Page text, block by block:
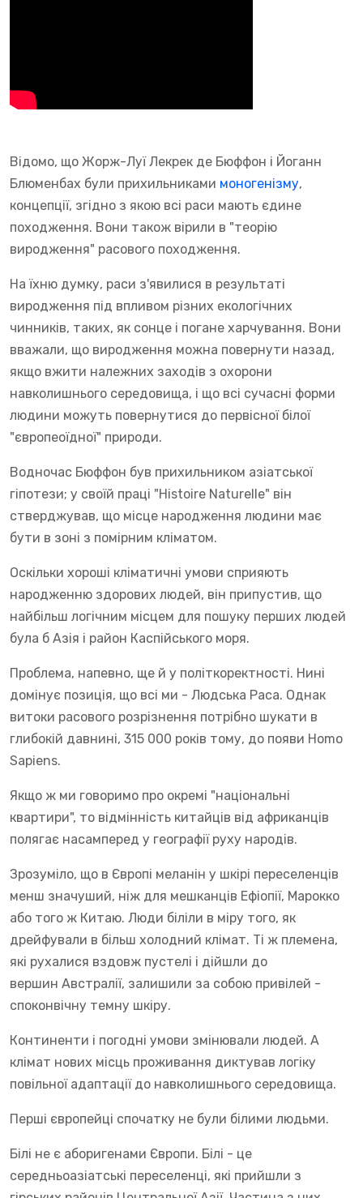
Відомо, що Жорж-Луї Лекрек де Бюффон і Йоганн
Блюменбах були прихильниками моногенізму,
концепції, згідно з якою всі раси мають єдине
походження. Вони також вірили в "теорію
виродження" расового походження.
На їхню думку, раси з'явилися в результаті
виродження під впливом різних екологічних
чинників, таких, як сонце і погане харчування. Вони
вважали, що виродження можна повернути назад,
якщо вжити належних заходів з охорони
навколишнього середовища, і що всі сучасні форми
людини можуть повернутися до первісної білої
"європеоїдної" природи.
Водночас Бюффон був прихильником азіатської
гіпотези; у своїй праці "Histoire Naturelle" він
стверджував, що місце народження людини має
бути в зоні з помірним кліматом.
Оскільки хороші кліматичні умови сприяють
народженню здорових людей, він припустив, що
найбільш логічним місцем для пошуку перших людей
була б Азія і район Каспійського моря.
Проблема, напевно, ще й у політкоректності. Нині
домінує позиція, що всі ми - Людська Раса. Однак
витоки расового розрізнення потрібно шукати в
глибокій давнині, 315 000 років тому, до появи Homo
Sapiens.
Якщо ж ми говоримо про окремі "національні
квартири", то відмінність китайців від африканців
полягає насамперед у географії руху народів.
Зрозуміло, що в Європі меланін у шкірі переселенців
менш значуший, ніж для мешканців Ефіопії, Марокко
або того ж Китаю. Люди біліли в міру того, як
дрейфували в більш холодний клімат. Ті ж племена,
які рухалися вздовж пустелі і дійшли до
вершин Австралії, залишили за собою привілей -
споконвічну темну шкіру.
Континенти і погодні умови змінювали людей. А
клімат нових місць проживання диктував логіку
повільної адаптації до навколишнього середовища.
Перші європейці спочатку не були білими людьми.
Білі не є аборигенами Європи. Білі - це
середньоазіатські переселенці, які прийшли з